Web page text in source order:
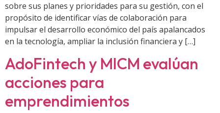
sobre sus planes y prioridades para su gestión, con el
propósito de identificar vías de colaboración para
impulsar el desarrollo económico del país apalancados
en la tecnología, ampliar la inclusión financiera y […]
AdoFintech y MICM evalúan
acciones para
emprendimientos